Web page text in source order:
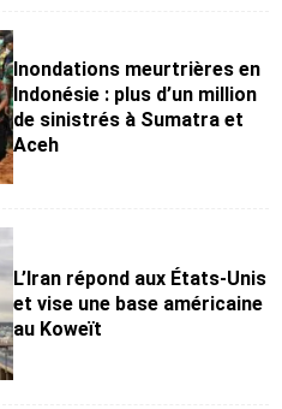
Inondations meurtrières en
Indonésie : plus d’un million
de sinistrés à Sumatra et
Aceh
L’Iran répond aux États-Unis
et vise une base américaine
au Koweït